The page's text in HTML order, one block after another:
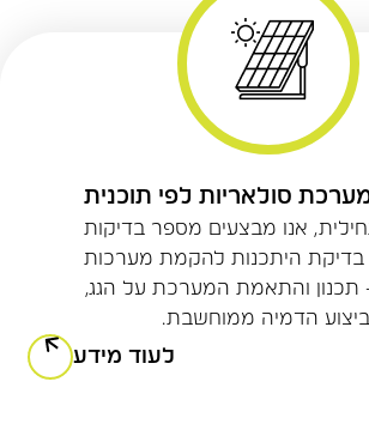
סולאריות לפי תוכנית
אנו מבצעים מספר בדיקות
בדיקת היתכנות להקמת מערכות
תכנון והתאמת המערכת על הגג,
הדמיה ממוחשבת.
לעוד מידע